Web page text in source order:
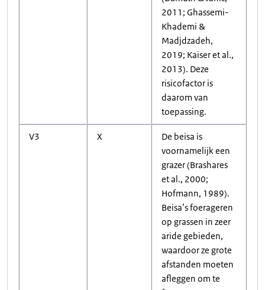
2011; Ghassemi-
Khademi &
Madjdzadeh,
2019; Kaiser et al.,
2013). Deze
risicofactor is
daarom van
toepassing.
V3 X
De beisa is
voornamelijk een
grazer (Brashares
et al., 2000;
Hofmann, 1989).
Beisa’s foerageren
op grassen in zeer
aride gebieden,
waardoor ze grote
afstanden moeten
afleggen om te